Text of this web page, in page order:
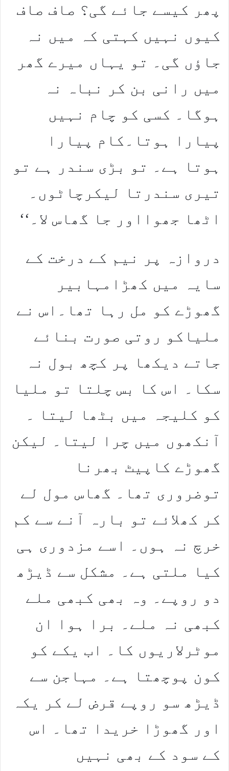
پھر کیسے جائے گی؟ صاف صاف
کیوں نہیں کہتی کہ میں نہ
جاؤں گی۔ تو یہاں میرے گھر
میں رانی بن کر نباہ نہ
ہوگا۔ کسی کو چام نہیں
پیارا ہوتا۔کام پیارا
ہوتا ہے۔ تو بڑی سندر ہے تو
تیری سندرتا لیکرچاٹوں۔
اٹھا جھوااور جا گھاس لا۔‘‘
دروازہ پر نیم کے درخت کے
سایہ میں کھڑامہابیر
گھوڑے کو مل رہا تھا۔اس نے
ملیاکو روتی صورت بنائے
جاتے دیکھا پر کچھ بول نہ
سکا۔ اس کا بس چلتا تو ملیا
کو کلیجہ میں بٹھا لیتا ۔
آنکھوں میں چرا لیتا۔ لیکن
گھوڑے کاپیٹ بھرنا
توضروری تھا۔ گھاس مول لے
کر کھلائے تو بارہ آنے سے کم
خرچ نہ ہوں۔ اسے مزدوری ہی
کیا ملتی ہے۔ مشکل سے ڈیڑھ
دو روپے۔ وہ بھی کبھی ملے
کبھی نہ ملے۔ برا ہوا ان
موٹرلاریوں کا۔ اب یکے کو
کون پوچھتا ہے۔ مہاجن سے
ڈیڑھ سو روپے قرض لے کر یکہ
اور گھوڑا خریدا تھا۔ اس
کے سود کے بھی نہیں